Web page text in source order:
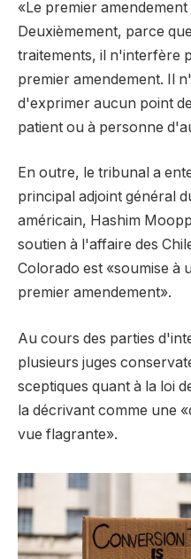
«Le premier
Deuxièmement, parce
traitements, il n'interfère
premier amendement. Il
d'exprimer aucun point
patient ou à personne
En outre, le tribunal a
principal adjoint général
américain, Hashim
soutien à l'affaire des
Colorado est «soumise à
premier amendement».
Au cours des parties
plusieurs juges
sceptiques quant à la loi
la décrivant comme une
vue flagrante».